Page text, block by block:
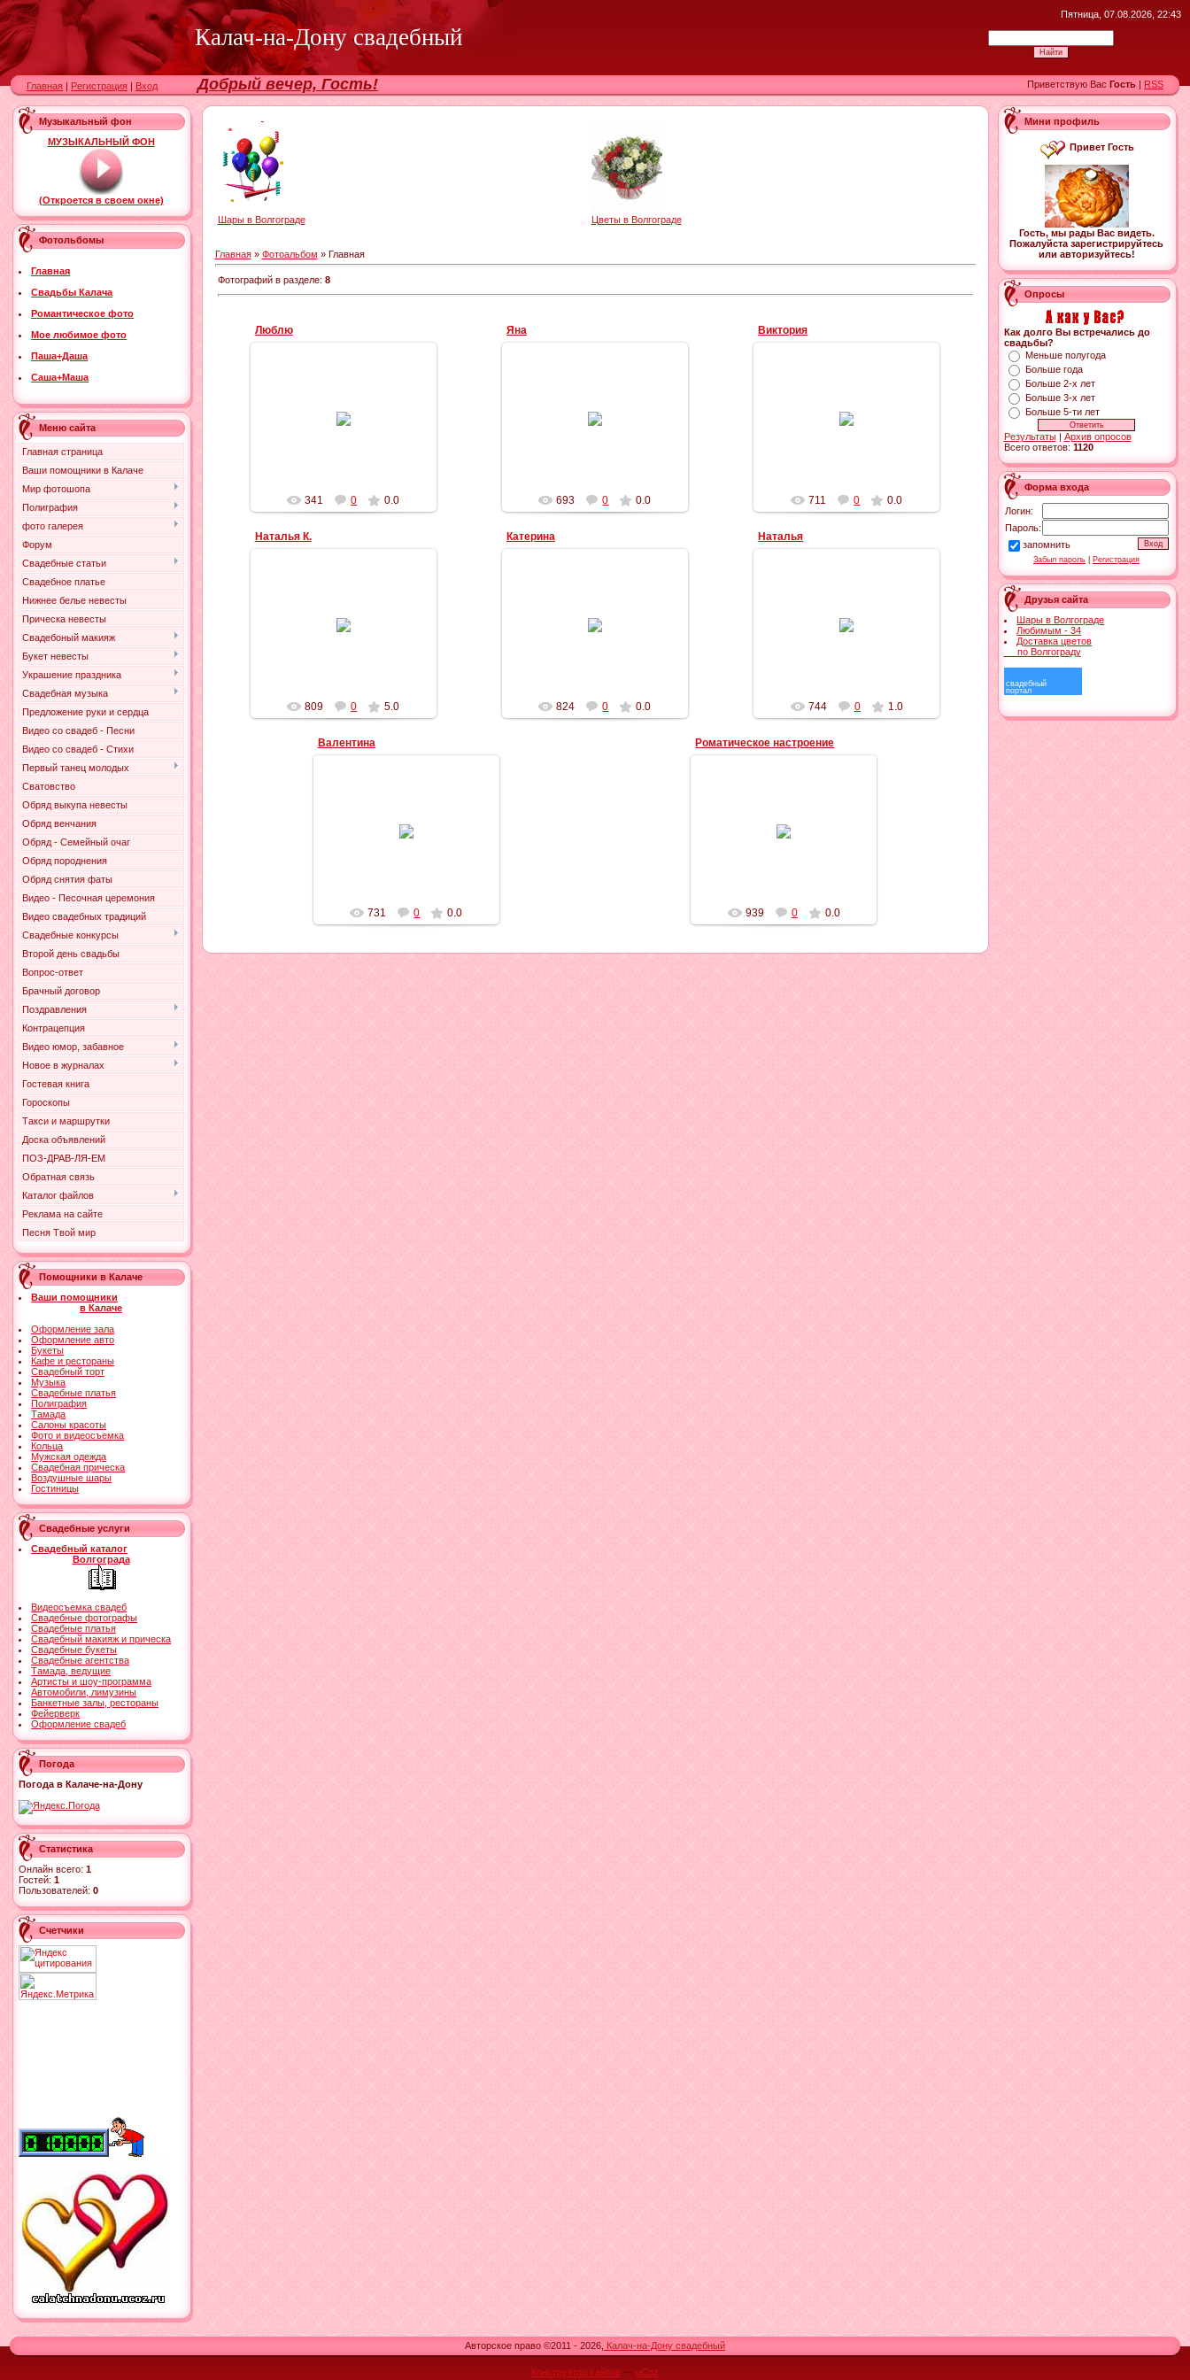
Калач-на-Дону свадебный
Пятница, 07.08.2026, 22:43
Главная | Регистрация | Вход Добрый вечер, Гость! Приветствую Вас Гость | RSS
Музыкальный фон
МУЗЫКАЛЬНЫЙ ФОН
(Откроется в своем окне)
Фотольбомы
Главная
Свадьбы Калача
Романтическое фото
Мое любимое фото
Паша+Даша
Саша+Маша
Меню сайта
Главная страница
Ваши помощники в Калаче
Мир фотошопа
Полиграфия
фото галерея
Форум
Свадебные статьи
Свадебное платье
Нижнее белье невесты
Прическа невесты
Свадебоный макияж
Букет невесты
Украшение праздника
Свадебная музыка
Предложение руки и сердца
Видео со свадеб - Песни
Видео со свадеб - Стихи
Первый танец молодых
Сватовство
Обряд выкупа невесты
Обряд венчания
Обряд - Семейный очаг
Обряд породнения
Обряд снятия фаты
Видео - Песочная церемония
Видео свадебных традиций
Свадебные конкурсы
Второй день свадьбы
Вопрос-ответ
Брачный договор
Поздравления
Контрацепция
Видео юмор, забавное
Новое в журналах
Гостевая книга
Гороскопы
Такси и маршрутки
Доска объявлений
ПОЗ-ДРАВ-ЛЯ-ЕМ
Обратная связь
Каталог файлов
Реклама на сайте
Песня Твой мир
Помощники в Калаче
Ваши помощники
в Калаче
Оформление зала
Оформление авто
Букеты
Кафе и рестораны
Свадебный торт
Музыка
Свадебные платья
Полиграфия
Тамада
Салоны красоты
Фото и видеосъемка
Кольца
Мужская одежда
Свадебная прическа
Воздушные шары
Гостиницы
Свадебные услуги
Свадебный каталог
Волгограда
Видеосъемка свадеб
Свадебные фотографы
Свадебные платья
Свадебный макияж и прическа
Свадебные букеты
Свадебные агентства
Тамада, ведущие
Артисты и шоу-программа
Автомобили, лимузины
Банкетные залы, рестораны
Фейерверк
Оформление свадеб
Погода
Погода в Калаче-на-Дону
Статистика
Онлайн всего: 1
Гостей: 1
Пользователей: 0
Счетчики
Шары в Волгограде Цветы в Волгограде
Главная» Фотоальбом » Главная
Фотографий в разделе: 8
Люблю
Люблю
341 0 0.0
Яна
693 0 0.0
Виктория
711 0 0.0
Наталья К.
809 0 5.0
Катерина
824 0 0.0
Наталья
744 0 1.0
Валентина
731 0 0.0
Роматическое настроение
939 0 0.0
Мини профиль
Привет Гость
Гость, мы рады Вас видеть.
Пожалуйста зарегистрируйтесь
или авторизуйтесь!
Опросы
Как долго Вы встречались до
свадьбы?
Меньше полугода
Больше года
Больше 2-х лет
Больше 3-х лет
Больше 5-ти лет
Результаты| Архив опросов
Всего ответов: 1120
Форма входа
Логин:
Пароль:
запомнить
Забыл пароль Регистрация
Друзья сайта
Шары в Волгограде
Любимым - 34
Доставка цветов
по Волгограду
свадебный
портал
Авторское право ©2011 - 2026, Калач-на-Дону свадебный
Конструктор сайтов uCoz